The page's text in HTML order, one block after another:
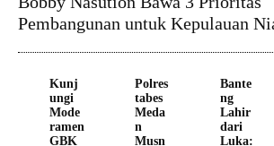
Pembangunan untuk Kepulauan
Kunj
ungi
Mode
ramen
GBK
Polres
tabes
Meda
n
Musn
Bante
ng
Lahir
dari
Luka: